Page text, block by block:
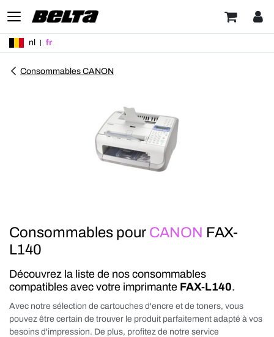
nl fr
Consommables CANON
Consommables pour CANON FAX-
L140
Découvrez la liste de nos consommables
compatibles avec votre imprimante FAX-L140.
Avec notre sélection de cartouches d'encre et de toners, vous
pouvez être certain de trouver le produit parfaitement adapté à vos
besoins d'impression. De plus, profitez de notre service